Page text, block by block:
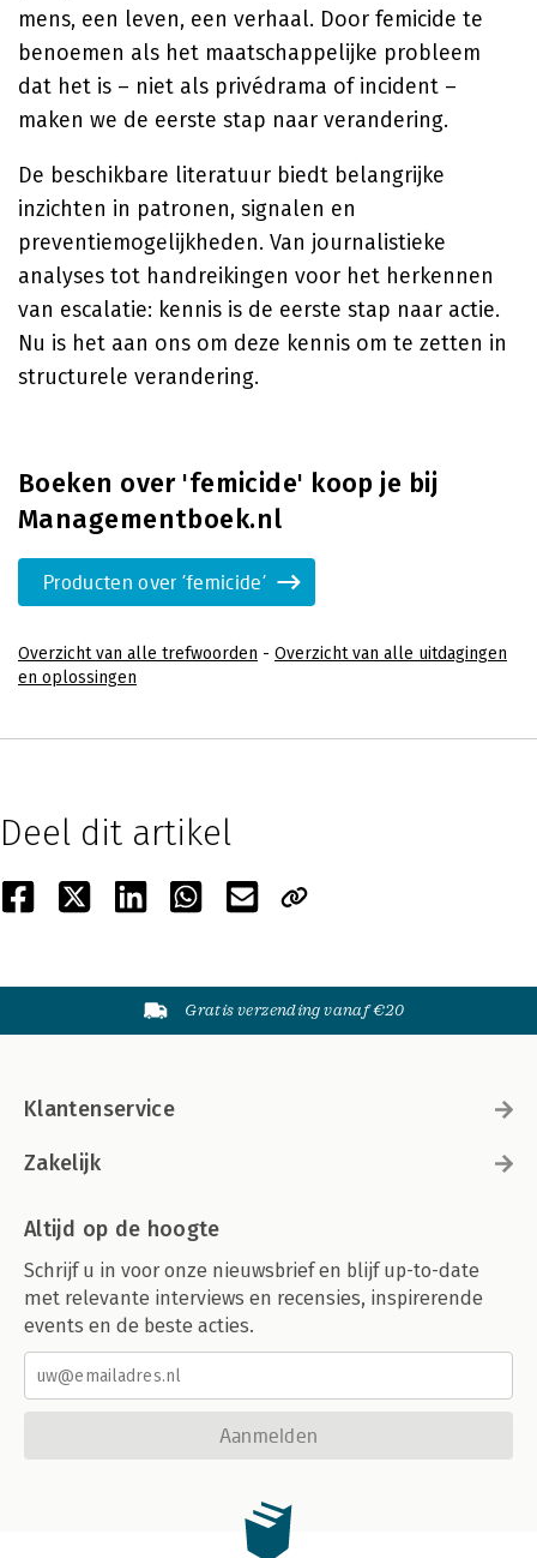
mens, een leven, een verhaal. Door femicide te
benoemen als het maatschappelijke probleem
dat het is – niet als privédrama of incident –
maken we de eerste stap naar verandering.
De beschikbare literatuur biedt belangrijke
inzichten in patronen, signalen en
preventiemogelijkheden. Van journalistieke
analyses tot handreikingen voor het herkennen
van escalatie: kennis is de eerste stap naar actie.
Nu is het aan ons om deze kennis om te zetten in
structurele verandering.
Boeken over 'femicide' koop je bij
Managementboek.nl
Producten over 'femicide'
Overzicht van alle trefwoorden - Overzicht van alle uitdagingen
en oplossingen
Deel dit artikel
Gratis verzending vanaf €20
Klantenservice
Zakelijk
Altijd op de hoogte
Schrijf u in voor onze nieuwsbrief en blijf up-to-date
met relevante interviews en recensies, inspirerende
events en de beste acties.
Aanmelden